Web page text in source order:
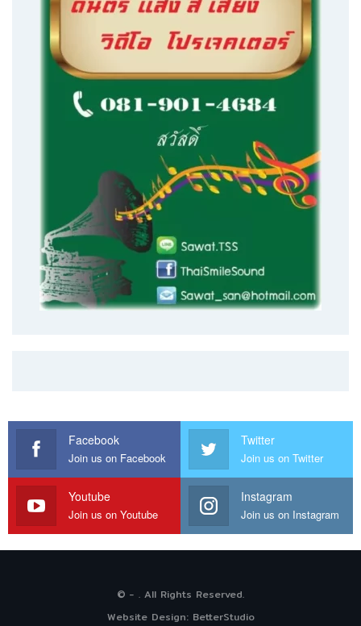
Facebook
Join us on Facebook
Twitter
Join us on Twitter
Youtube
Join us on Youtube
Instagram
Join us on Instagram
© - . All Rights Reserved.
Website Design: BetterStudio